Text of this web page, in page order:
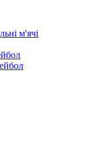
м'ячі